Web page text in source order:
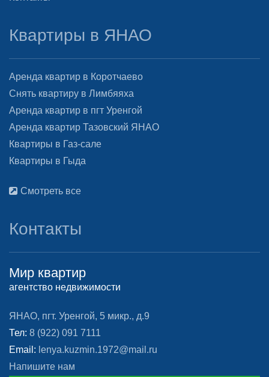
Квартиры в ЯНАО
Аренда квартир в Коротчаево
Снять квартиру в Лимбяяха
Аренда квартир в пгт Уренгой
Аренда квартир Тазовский ЯНАО
Квартиры в Газ-сале
Квартиры в Гыда
Смотреть все
Контакты
Мир квартир
агентство недвижимости
ЯНАО, пгт. Уренгой, 5 микр., д.9
Тел: 8 (922) 091 7111
Email: lenya.kuzmin.1972@mail.ru
Напишите нам